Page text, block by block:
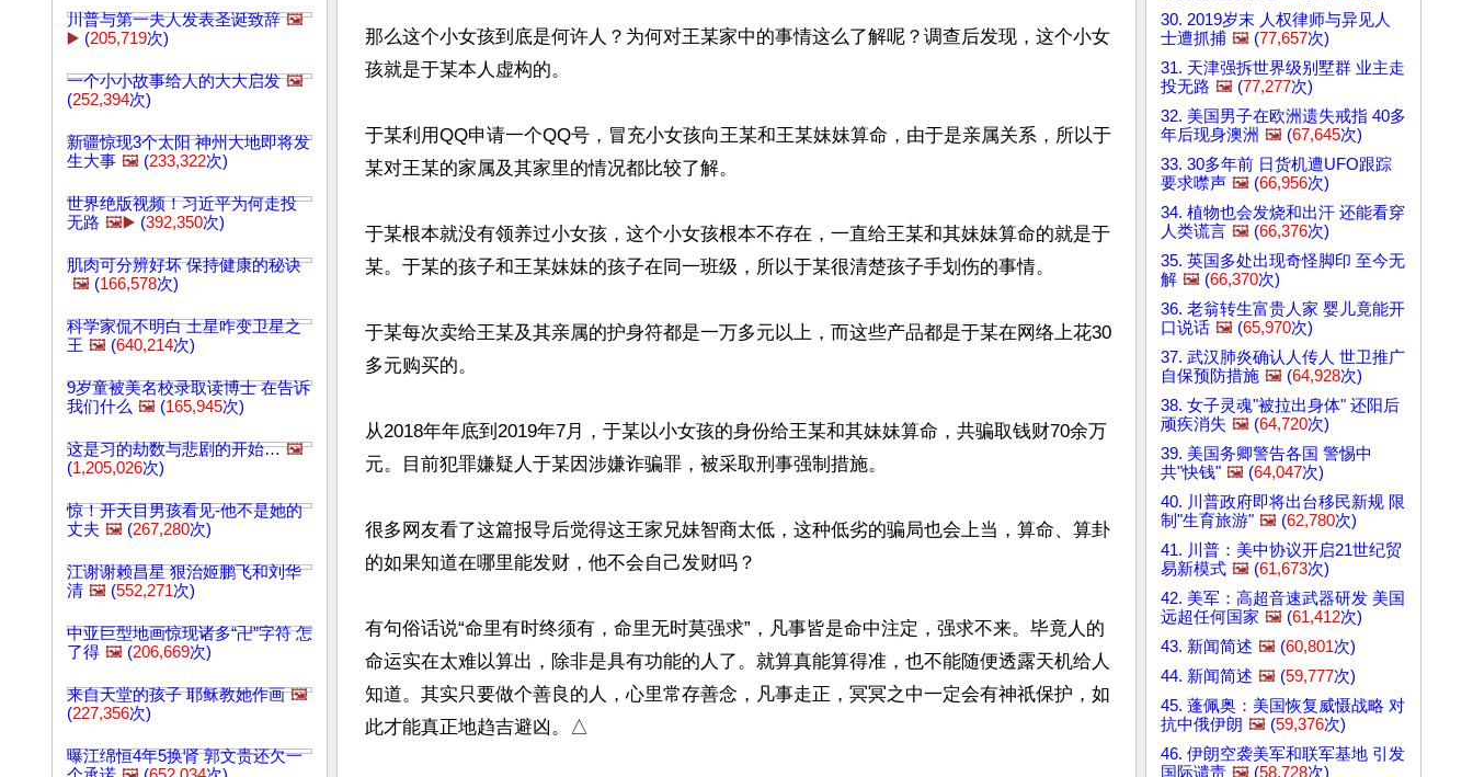
川普与第一夫人发表圣诞致辞 🖼️
▶️ (205,719次)
一个小小故事给人的大大启发 🖼️
(252,394次)
新疆惊现3个太阳 神州大地即将发
生大事 🖼️ (233,322次)
世界绝版视频！习近平为何走投
无路 🖼️▶️ (392,350次)
肌肉可分辨好坏 保持健康的秘诀
🖼️ (166,578次)
科学家侃不明白 土星咋变卫星之
王 🖼️ (640,214次)
9岁童被美名校录取读博士 在告诉
我们什么 🖼️ (165,945次)
这是习的劫数与悲剧的开始… 🖼️
(1,205,026次)
惊！开天目男孩看见-他不是她的
丈夫 🖼️ (267,280次)
江谢谢赖昌星 狠治姬鹏飞和刘华
清 🖼️ (552,271次)
中亚巨型地画惊现诸多“卍”字符 怎
了得 🖼️ (206,669次)
来自天堂的孩子 耶稣教她作画 🖼️
(227,356次)
曝江绵恒4年5换肾 郭文贵还欠一
那么这个小女孩到底是何许人？为何对王某家中的事情这么了解呢？调查后发现，这个小女
孩就是于某本人虚构的。
于某利用QQ申请一个QQ号，冒充小女孩向王某和王某妹妹算命，由于是亲属关系，所以于
某对王某的家属及其家里的情况都比较了解。
于某根本就没有领养过小女孩，这个小女孩根本不存在，一直给王某和其妹妹算命的就是于
某。于某的孩子和王某妹妹的孩子在同一班级，所以于某很清楚孩子手划伤的事情。
于某每次卖给王某及其亲属的护身符都是一万多元以上，而这些产品都是于某在网络上花30
多元购买的。
从2018年年底到2019年7月，于某以小女孩的身份给王某和其妹妹算命，共骗取钱财70余万
元。目前犯罪嫌疑人于某因涉嫌诈骗罪，被采取刑事强制措施。
很多网友看了这篇报导后觉得这王家兄妹智商太低，这种低劣的骗局也会上当，算命、算卦
的如果知道在哪里能发财，他不会自己发财吗？
有句俗话说“命里有时终须有，命里无时莫强求”，凡事皆是命中注定，强求不来。毕竟人的
命运实在太难以算出，除非是具有功能的人了。就算真能算得准，也不能随便透露天机给人
知道。其实只要做个善良的人，心里常存善念，凡事走正，冥冥之中一定会有神祇保护，如
此才能真正地趋吉避凶。△
30. 2019岁末 人权律师与异见人
士遭抓捕 🖼️ (77,657次)
31. 天津强拆世界级别墅群 业主走
投无路 🖼️ (77,277次)
32. 美国男子在欧洲遗失戒指 40多
年后现身澳洲 🖼️ (67,645次)
33. 30多年前 日货机遭UFO跟踪
要求噤声 🖼️ (66,956次)
34. 植物也会发烧和出汗 还能看穿
人类谎言 🖼️ (66,376次)
35. 英国多处出现奇怪脚印 至今无
解 🖼️ (66,370次)
36. 老翁转生富贵人家 婴儿竟能开
口说话 🖼️ (65,970次)
37. 武汉肺炎确认人传人 世卫推广
自保预防措施 🖼️ (64,928次)
38. 女子灵魂"被拉出身体" 还阳后
顽疾消失 🖼️ (64,720次)
39. 美国务卿警告各国 警惕中
共"快钱" 🖼️ (64,047次)
40. 川普政府即将出台移民新规 限
制"生育旅游" 🖼️ (62,780次)
41. 川普：美中协议开启21世纪贸
易新模式 🖼️ (61,673次)
42. 美军：高超音速武器研发 美国
远超任何国家 🖼️ (61,412次)
43. 新闻简述 🖼️ (60,801次)
44. 新闻简述 🖼️ (59,777次)
45. 蓬佩奥：美国恢复威慑战略 对
抗中俄伊朗 🖼️ (59,376次)
46. 伊朗空袭美军和联军基地 引发
国际谴责 🖼️ (58,728次)